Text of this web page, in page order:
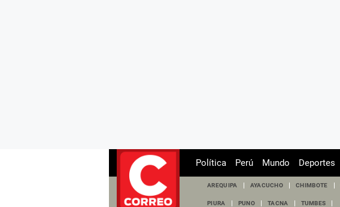
Política Perú Mundo Deportes
AREQUIPA AYACUCHO CHIMBOTE
PIURA PUNO TACNA TUMBES